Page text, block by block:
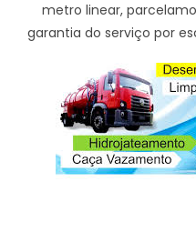
metro linear,
garantia do serviço por